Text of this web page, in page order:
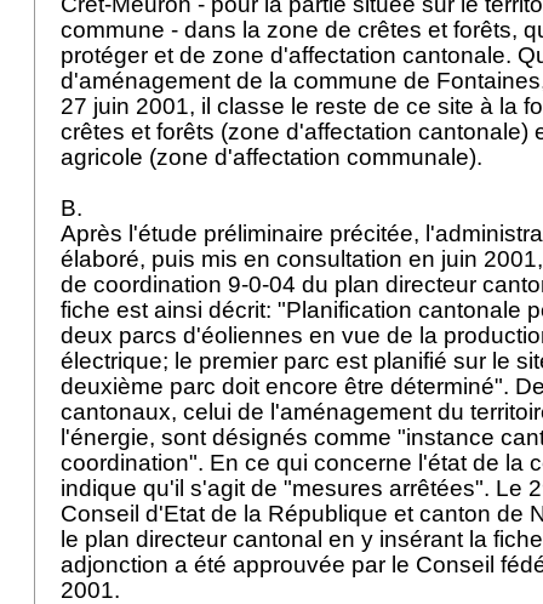
commune - dans la zone de crêtes et forêts,
protéger et de zone d'affectation cantonale.
d'aménagement de la commune de
27 juin 2001, il classe le reste de ce site à la
crêtes et forêts (zone d'affectation cantonale)
agricole (zone d'affectation communale).
B.
Après l'étude préliminaire précitée,
élaboré, puis mis en consultation en juin
de coordination 9-0-04 du plan directeur
fiche est ainsi décrit: "Planification cantonale
deux parcs d'éoliennes en vue de la
électrique; le premier parc est planifié sur le
deuxième parc doit encore être déterminé".
cantonaux, celui de l'aménagement du
l'énergie, sont désignés comme "instance
coordination". En ce qui concerne l'état de la
indique qu'il s'agit de "mesures arrêtées". Le
Conseil d'Etat de la République et canton de
le plan directeur cantonal en y insérant la
adjonction a été approuvée par le Conseil
2001.